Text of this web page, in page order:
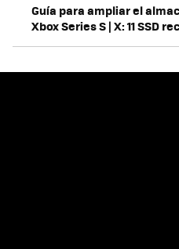
Guía para ampliar el
Xbox Series S | X: 11 SSD